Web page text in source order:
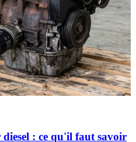
: ce qu'il faut savoir